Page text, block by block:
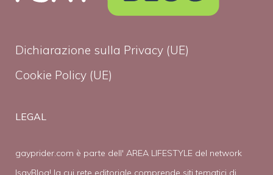
Dichiarazione sulla Privacy (UE)
Cookie Policy (UE)
LEGAL
gayprider.com è parte dell' AREA LIFESTYLE del network